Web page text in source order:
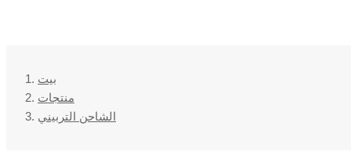
بيت
منتجات
الشاحن التربيني